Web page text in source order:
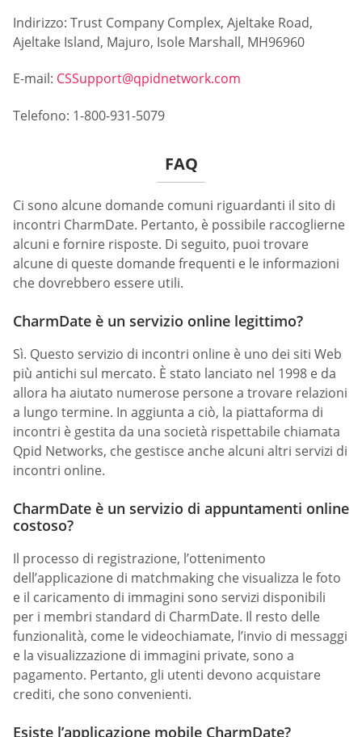
Indirizzo: Trust Company Complex, Ajeltake Road,
Ajeltake Island, Majuro, Isole Marshall, MH96960
E-mail: CSSupport@qpidnetwork.com
Telefono: 1-800-931-5079
FAQ
Ci sono alcune domande comuni riguardanti il sito di
incontri CharmDate. Pertanto, è possibile raccoglierne
alcuni e fornire risposte. Di seguito, puoi trovare
alcune di queste domande frequenti e le informazioni
che dovrebbero essere utili.
CharmDate è un servizio online legittimo?
Sì. Questo servizio di incontri online è uno dei siti Web
più antichi sul mercato. È stato lanciato nel 1998 e da
allora ha aiutato numerose persone a trovare relazioni
a lungo termine. In aggiunta a ciò, la piattaforma di
incontri è gestita da una società rispettabile chiamata
Qpid Networks, che gestisce anche alcuni altri servizi di
incontri online.
CharmDate è un servizio di appuntamenti online
costoso?
Il processo di registrazione, l’ottenimento
dell’applicazione di matchmaking che visualizza le foto
e il caricamento di immagini sono servizi disponibili
per i membri standard di CharmDate. Il resto delle
funzionalità, come le videochiamate, l’invio di messaggi
e la visualizzazione di immagini private, sono a
pagamento. Pertanto, gli utenti devono acquistare
crediti, che sono convenienti.
Esiste l’applicazione mobile CharmDate?